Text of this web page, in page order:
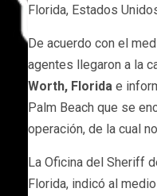
Florida, Estados
De acuerdo con el
agentes llegaron a la
Worth, Florida e
Palm Beach que se
operación, de la cual
La Oficina del Sheriff
Florida, indicó al